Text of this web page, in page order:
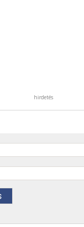
hirdetés